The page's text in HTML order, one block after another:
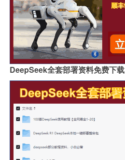
DeepSeek全套部署资料免费下载